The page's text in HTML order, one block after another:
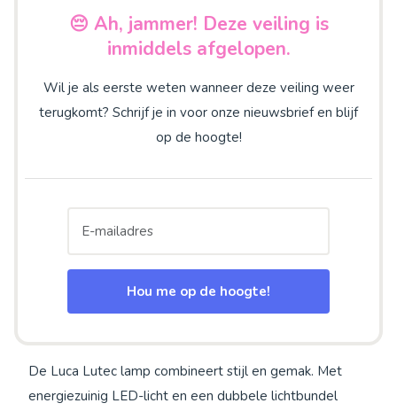
😔 Ah, jammer! Deze veiling is
inmiddels afgelopen.
Wil je als eerste weten wanneer deze veiling weer
terugkomt? Schrijf je in voor onze nieuwsbrief en blijf
op de hoogte!
Hou me op de hoogte!
De Luca Lutec lamp combineert stijl en gemak. Met
energiezuinig LED-licht en een dubbele lichtbundel